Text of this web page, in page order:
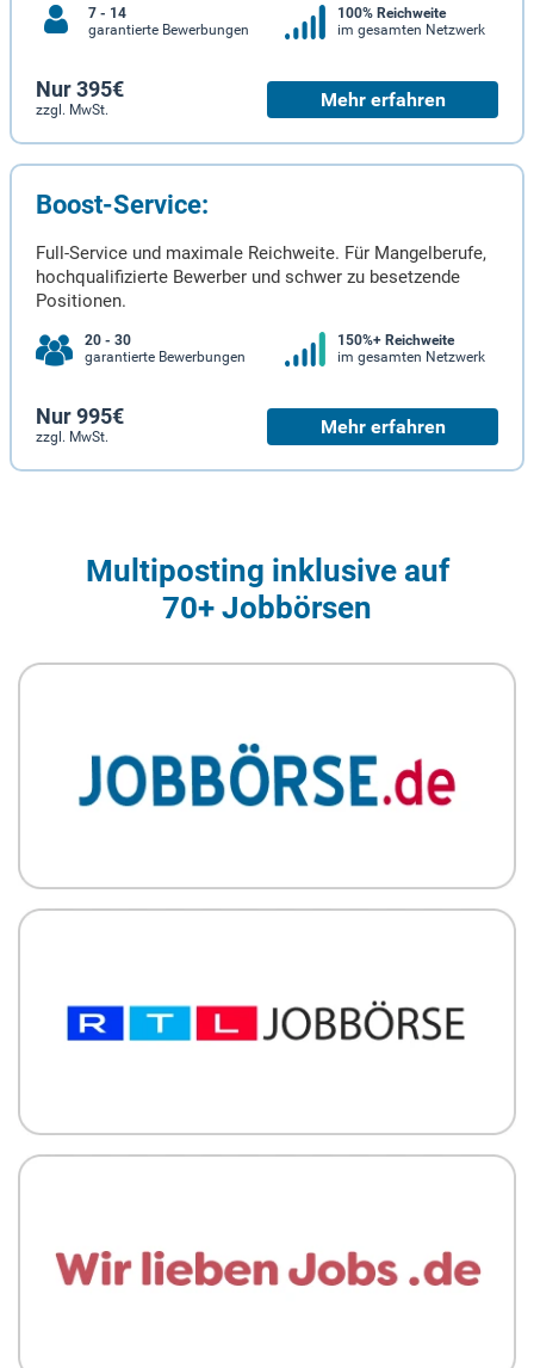
7 - 14
garantierte Bewerbungen
100% Reichweite
im gesamten Netzwerk
Nur 395€
zzgl. MwSt. Mehr erfahren
Boost-Service:
Full-Service und maximale Reichweite. Für Mangelberufe,
hochqualifizierte Bewerber und schwer zu besetzende
Positionen.
20 - 30
garantierte Bewerbungen
150%+ Reichweite
im gesamten Netzwerk
Nur 995€
zzgl. MwSt. Mehr erfahren
Multiposting inklusive auf
70+ Jobbörsen